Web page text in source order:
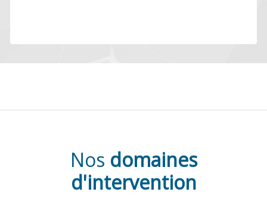
Nos domaines
d'intervention